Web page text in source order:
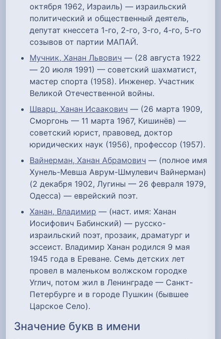
октября 1962, Израиль) — израильский
политический и общественный деятель,
депутат кнессета 1-го, 2-го, 3-го, 4-го, 5-го
созывов от партии МАПАЙ.
Мучник, Ханан Львович — (28 августа 1922
— 20 июля 1991) — советский шахматист,
мастер спорта (1958). Инженер. Участник
Великой Отечественной войны.
Шварц, Ханан Исаакович — (26 марта 1909,
Сморгонь — 11 марта 1967, Кишинёв) —
советский юрист, правовед, доктор
юридических наук (1956), профессор (1957).
Вайнерман, Ханан Абрамович — (полное имя
Хунель-Мевша Аврум-Шмулевич Вайнерман)
(2 декабря 1902, Лугины — 26 февраля 1979,
Одесса) — еврейский поэт.
Ханан, Владимир — (наст. имя: Ханан
Иосифович Бабинский) — русско-
израильский поэт, прозаик, драматург и
эссеист. Владимир Ханан родился 9 мая
1945 года в Ереване. Семь детских лет
провел в маленьком волжском городке
Углич, потом жил в Ленинграде — Санкт-
Петербурге и в городе Пушкин (бывшее
Царское Село).
Значение букв в имени